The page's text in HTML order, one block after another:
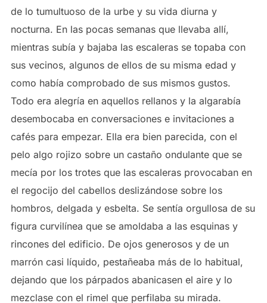
de lo tumultuoso de la urbe y su vida diurna y
nocturna. En las pocas semanas que llevaba allí,
mientras subía y bajaba las escaleras se topaba con
sus vecinos, algunos de ellos de su misma edad y
como había comprobado de sus mismos gustos.
Todo era alegría en aquellos rellanos y la algarabía
desembocaba en conversaciones e invitaciones a
cafés para empezar. Ella era bien parecida, con el
pelo algo rojizo sobre un castaño ondulante que se
mecía por los trotes que las escaleras provocaban en
el regocijo del cabellos deslizándose sobre los
hombros, delgada y esbelta. Se sentía orgullosa de su
figura curvilínea que se amoldaba a las esquinas y
rincones del edificio. De ojos generosos y de un
marrón casi líquido, pestañeaba más de lo habitual,
dejando que los párpados abanicasen el aire y lo
mezclase con el rimel que perfilaba su mirada.